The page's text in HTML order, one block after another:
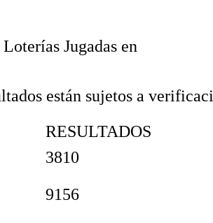
Jugadas en
están sujetos a
RESULTADOS
3810
9156